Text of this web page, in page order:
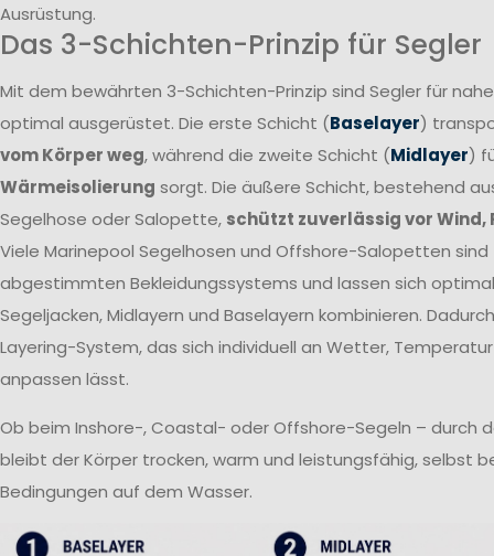
Ausrüstung.
Das 3-Schichten-Prinzip für Segler
Mit dem bewährten 3-Schichten-Prinzip sind Segler für
optimal ausgerüstet. Die erste Schicht (Baselayer)
vom Körper weg, während die zweite Schicht (Midlayer)
Wärmeisolierung sorgt. Die äußere Schicht, bestehend
Segelhose oder Salopette, schützt zuverlässig vor Wind,
Viele Marinepool Segelhosen und Offshore-Salopetten sind
abgestimmten Bekleidungssystems und lassen sich
Segeljacken, Midlayern und Baselayern kombinieren.
Layering-System, das sich individuell an Wetter,
anpassen lässt.
Ob beim Inshore-, Coastal- oder Offshore-Segeln – durch
bleibt der Körper trocken, warm und leistungsfähig, selbst
Bedingungen auf dem Wasser.